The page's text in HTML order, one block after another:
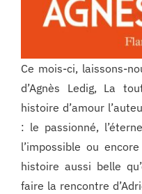
Ce mois-ci, laissons-
d’Agnès Ledig, La
histoire d’amour
: le passionné,
l’impossible ou
histoire aussi belle
faire la rencontre